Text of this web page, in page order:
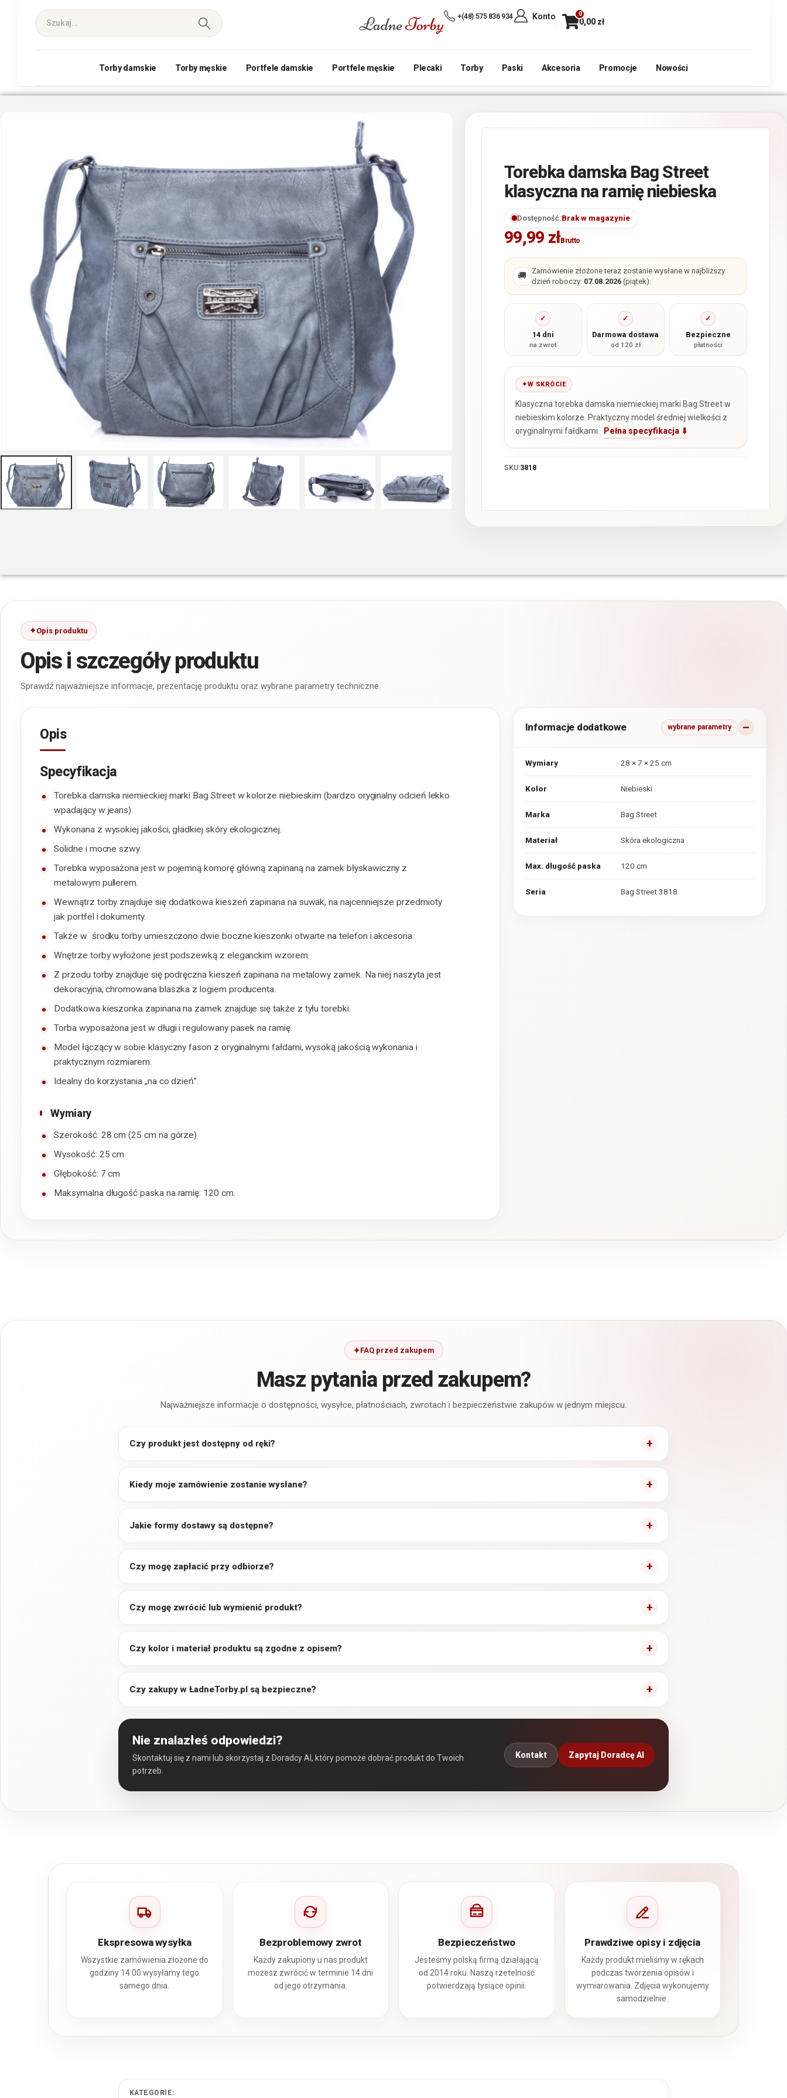
+(48) 575 836 934 Konto 0
0,00 zł
Torby damskie Torby męskie Portfele damskie Portfele męskie Plecaki Torby Paski Akcesoria Promocje Nowości
Torebka damska Bag Street
klasyczna na ramię niebieska
Dostępność:Brak w magazynie
99,99 złBrutto
🚚
Zamówienie złożone teraz zostanie wysłane w najbliższy
dzień roboczy: 07.08.2026(piątek).
✓
14 dni
na zwrot
✓
Darmowa dostawa
od 120 zł
✓
Bezpieczne
płatności
W SKRÓCIE
Klasyczna torebka damska niemieckiej marki Bag Street w
niebieskim kolorze. Praktyczny model średniej wielkości z
oryginalnymi fałdkami.
Pełna specyfikacja ⬇
SKU:3818
Opis produktu
Opis i szczegóły produktu
Sprawdź najważniejsze informacje, prezentację produktu oraz wybrane parametry techniczne.
Opis
Specyfikacja
Torebka damska niemieckiej marki Bag Street w kolorze niebieskim (bardzo oryginalny odcień lekko
wpadający w jeans).
Wykonana z wysokiej jakości, gładkiej skóry ekologicznej.
Solidne i mocne szwy.
Torebka wyposażona jest w pojemną komorę główną zapinaną na zamek błyskawiczny z
metalowym pullerem.
Wewnątrz torby znajduje się dodatkowa kieszeń zapinana na suwak, na najcenniejsze przedmioty
jak portfel i dokumenty.
Także w środku torby umieszczono dwie boczne kieszonki otwarte na telefon i akcesoria.
Wnętrze torby wyłożone jest podszewką z eleganckim wzorem.
Z przodu torby znajduje się podręczna kieszeń zapinana na metalowy zamek. Na niej naszyta jest
dekoracyjna, chromowana blaszka z logiem producenta.
Dodatkowa kieszonka zapinana na zamek znajduje się także z tyłu torebki.
Torba wyposażona jest w długi i regulowany pasek na ramię.
Model łączący w sobie klasyczny fason z oryginalnymi fałdami, wysoką jakością wykonania i
praktycznym rozmiarem.
Idealny do korzystania „na co dzień”.
Wymiary
Szerokość: 28 cm (25 cm na górze)
Wysokość: 25 cm
Głębokość: 7 cm
Maksymalna długość paska na ramię: 120 cm.
Informacje dodatkowe wybrane parametry
Wymiary 28 × 7 × 25 cm
Kolor Niebieski
Marka Bag Street
Materiał Skóra ekologiczna
Max. długość paska 120 cm
Seria Bag Street 3818
FAQ przed zakupem
Masz pytania przed zakupem?
Najważniejsze informacje o dostępności, wysyłce, płatnościach, zwrotach i bezpieczeństwie zakupów w jednym miejscu.
Czy produkt jest dostępny od ręki?
Kiedy moje zamówienie zostanie wysłane?
Jakie formy dostawy są dostępne?
Czy mogę zapłacić przy odbiorze?
Czy mogę zwrócić lub wymienić produkt?
Czy kolor i materiał produktu są zgodne z opisem?
Czy zakupy w ŁadneTorby.pl są bezpieczne?
Nie znalazłeś odpowiedzi?
Skontaktuj się z nami lub skorzystaj z Doradcy AI, który pomoże dobrać produkt do Twoich
potrzeb.
Kontakt Zapytaj Doradcę AI
Ekspresowa wysyłka
Wszystkie zamówienia złożone do
godziny 14:00 wysyłamy tego
samego dnia.
Bezproblemowy zwrot
Każdy zakupiony u nas produkt
możesz zwrócić w terminie 14 dni
od jego otrzymania.
Bezpieczeństwo
Jesteśmy polską firmą działającą
od 2014 roku. Naszą rzetelność
potwierdzają tysiące opinii.
Prawdziwe opisy i zdjęcia
Każdy produkt mieliśmy w rękach
podczas tworzenia opisów i
wymiarowania. Zdjęcia wykonujemy
samodzielnie.
KATEGORIE: